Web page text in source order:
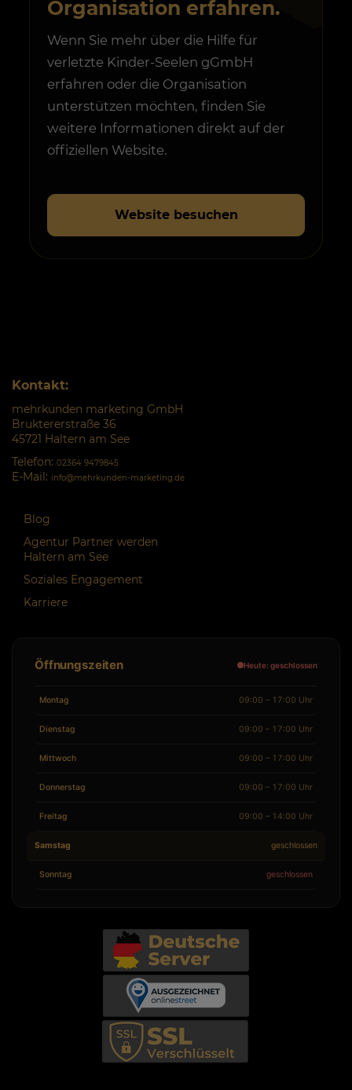
Organisation erfahren.
Wenn Sie mehr über die Hilfe für
verletzte Kinder-Seelen gGmbH
erfahren oder die Organisation
unterstützen möchten, finden Sie
weitere Informationen direkt auf der
offiziellen Website.
Website besuchen
Kontakt:
mehrkunden marketing GmbH
Bruktererstraße 36
45721 Haltern am See
Telefon: 02364 9479845
E-Mail: info@mehrkunden-marketing.de
Blog
Agentur Partner werden
Haltern am See
Soziales Engagement
Karriere
Öffnungszeiten Heute: geschlossen
Montag 09:00 – 17:00 Uhr
Dienstag 09:00 – 17:00 Uhr
Mittwoch 09:00 – 17:00 Uhr
Donnerstag 09:00 – 17:00 Uhr
Freitag 09:00 – 14:00 Uhr
Samstag geschlossen
Sonntag geschlossen